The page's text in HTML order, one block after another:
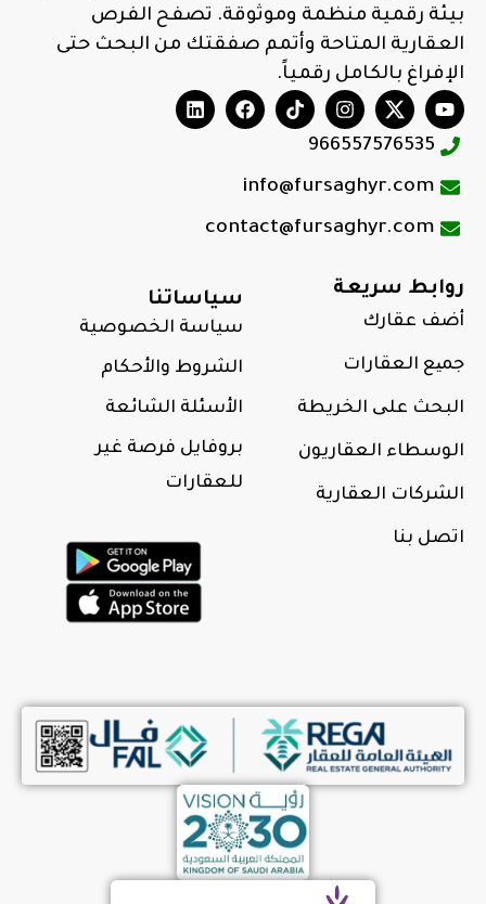
بيئة رقمية منظمة وموثوقة. تصفح الفرص
العقارية المتاحة وأتمم صفقتك من البحث حتى
الإفراغ بالكامل رقمياً.
966557576535
info@fursaghyr.com
contact@fursaghyr.com
روابط سريعة
أضف عقارك
جمیع العقارات
البحث علی الخريطة
الوسطاء العقاريون
الشركات العقارية
اتصل بنا
سياساتنا
سياسة الخصوصية
الشروط والأحكام
الأسئلة الشائعة
بروفايل فرصة غير
للعقارات